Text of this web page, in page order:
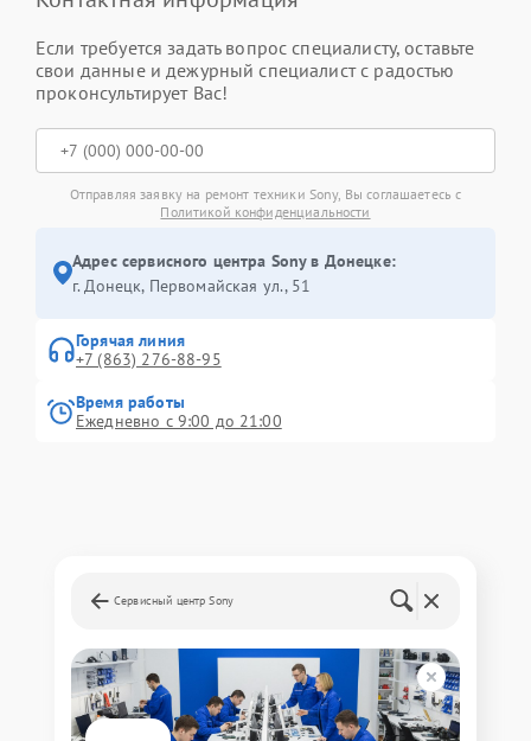
Если требуется задать вопрос специалисту, оставьте
свои данные и дежурный специалист с радостью
проконсультирует Вас!
Отправляя заявку на ремонт техники Sony, Вы соглашаетесь с
Политикой конфиденциальности
Адрес сервисного центра Sony в Донецке:
г. Донецк, Первомайская ул., 51
Горячая линия
+7 (863) 276-88-95
Время работы
Ежедневно с 9:00 до 21:00
Сервисный центр Sony